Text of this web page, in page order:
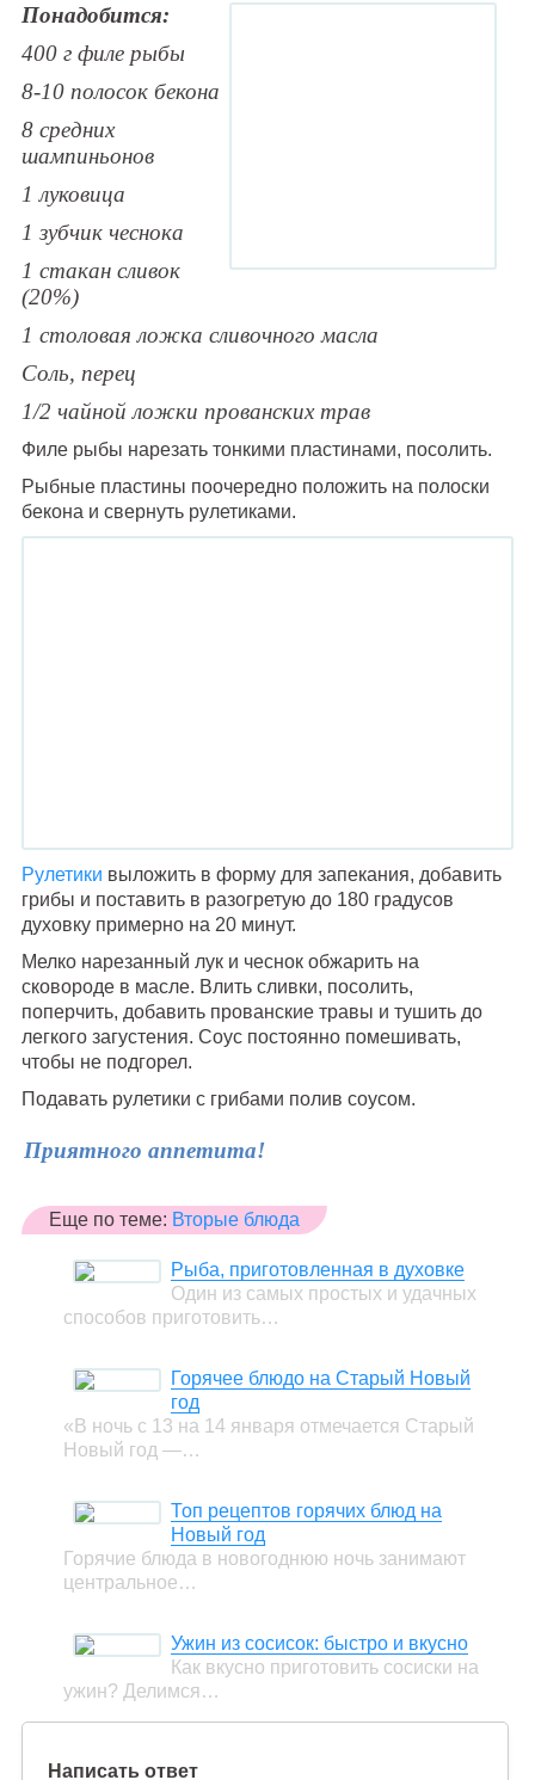
Понадобится:
400 г филе рыбы
8-10 полосок бекона
8 средних
шампиньонов
1 луковица
1 зубчик чеснока
1 стакан сливок
(20%)
1 столовая ложка сливочного масла
Соль, перец
1/2 чайной ложки прованских трав
Филе рыбы нарезать тонкими пластинами, посолить.
Рыбные пластины поочередно положить на полоски
бекона и свернуть рулетиками.
Рулетики выложить в форму для запекания, добавить
грибы и поставить в разогретую до 180 градусов
духовку примерно на 20 минут.
Мелко нарезанный лук и чеснок обжарить на
сковороде в масле. Влить сливки, посолить,
поперчить, добавить прованские травы и тушить до
легкого загустения. Соус постоянно помешивать,
чтобы не подгорел.
Подавать рулетики с грибами полив соусом.
Приятного аппетита!
Еще по теме: Вторые блюда
Рыба, приготовленная в духовке
Один из самых простых и удачных
способов приготовить…
Горячее блюдо на Старый Новый
год
«В ночь с 13 на 14 января отмечается Старый
Новый год —…
Топ рецептов горячих блюд на
Новый год
Горячие блюда в новогоднюю ночь занимают
центральное…
Ужин из сосисок: быстро и вкусно
Как вкусно приготовить сосиски на
ужин? Делимся…
Написать ответ